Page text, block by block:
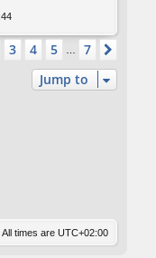
7
3 4 5 7
Jump to
All times are UTC+02:00